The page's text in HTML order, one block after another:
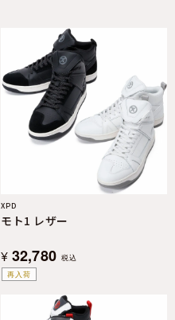
再入荷
XPD
モト1 レザー
¥ 32,780 税込